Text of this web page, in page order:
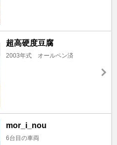
超高硬度豆腐
2003年式 オールペン済
mor_i_nou
6台目の車両